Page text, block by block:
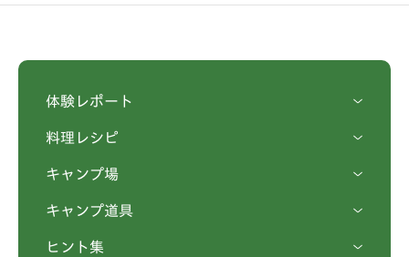
体験レポート
料理レシピ
キャンプ場
キャンプ道具
ヒント集